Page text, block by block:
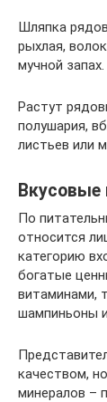
Шляпка
рыхлая,
мучной запах.
Растут
полушария,
листьев или
Вкусовые
По
относится
категорию
богатые
витаминами,
шампиньоны
качеством,
минералов –